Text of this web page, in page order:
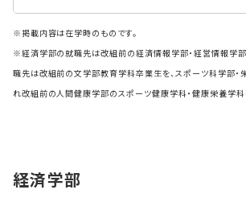
※掲載内容は在学時のものです。
※経済学部の就職先は改組前の経済情報学部・経営情報学
職先は改組前の文学部教育学科卒業生を、スポーツ科学部・
れ改組前の人間健康学部のスポーツ健康学科・健康栄養学科
経済学部